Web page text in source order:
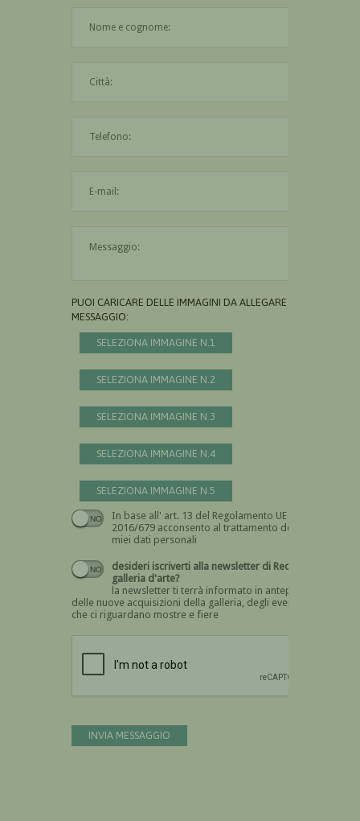
PUOI CARICARE DELLE IMMAGINI DA ALLEGARE AL
MESSAGGIO:
SELEZIONA IMMAGINE N.1
SELEZIONA IMMAGINE N.2
SELEZIONA IMMAGINE N.3
SELEZIONA IMMAGINE N.4
SELEZIONA IMMAGINE N.5
In base all' art. 13 del Regolamento UE n.
2016/679 acconsento al trattamento dei
miei dati personali
Devi dare il consenso
desideri iscriverti alla newsletter di Recta
galleria d'arte?
la newsletter ti terrà informato in anteprima
delle nuove acquisizioni della galleria, degli eventi
che ci riguardano mostre e fiere
INVIA MESSAGGIO